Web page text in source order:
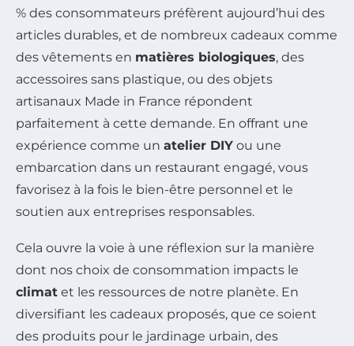
% des consommateurs préfèrent aujourd’hui des
articles durables, et de nombreux cadeaux comme
des vêtements en matières biologiques, des
accessoires sans plastique, ou des objets
artisanaux Made in France répondent
parfaitement à cette demande. En offrant une
expérience comme un atelier DIY ou une
embarcation dans un restaurant engagé, vous
favorisez à la fois le bien-être personnel et le
soutien aux entreprises responsables.
Cela ouvre la voie à une réflexion sur la manière
dont nos choix de consommation impacts le
climat et les ressources de notre planète. En
diversifiant les cadeaux proposés, que ce soient
des produits pour le jardinage urbain, des